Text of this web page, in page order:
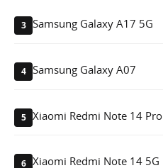
3 Samsung Galaxy A17 5G
4 Samsung Galaxy A07
5 Xiaomi Redmi Note 14 Pro
6 Xiaomi Redmi Note 14 5G